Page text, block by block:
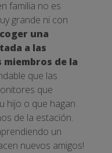
familia no es
grande ni con
una
a las
de la
que las
que
hijo o que hagan
de la estación.
un
nuevos amigos!